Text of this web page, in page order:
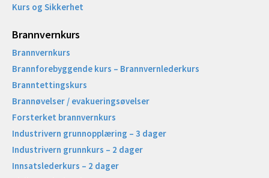
Kurs og Sikkerhet
Brannvernkurs
Brannvernkurs
Brannforebyggende kurs – Brannvernlederkurs
Branntettingskurs
Brannøvelser / evakueringsøvelser
Forsterket brannvernkurs
Industrivern grunnopplæring – 3 dager
Industrivern grunnkurs – 2 dager
Innsatslederkurs – 2 dager